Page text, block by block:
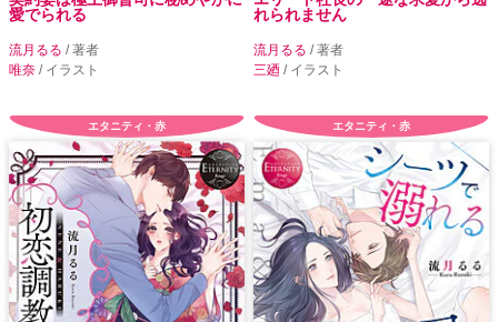
愛でられる
流月るる / 著者
唯奈 / イラスト
れられません
流月るる / 著者
三廼 / イラスト
エタニティ・赤 エタニティ・赤